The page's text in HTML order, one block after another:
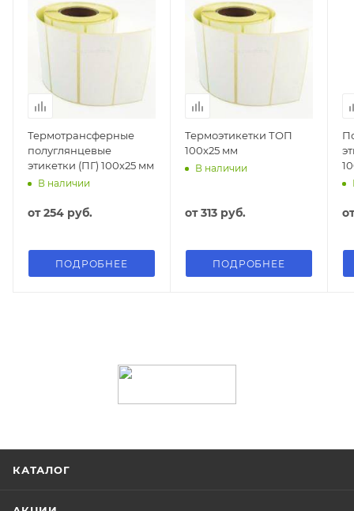
Термотрансферные
полуглянцевые
этикетки (ПГ) 100х25 мм
В наличии
от254 руб.
ПОДРОБНЕЕ
Термоэтикетки ТОП
100х25 мм
В наличии
от313 руб.
ПОДРОБНЕЕ
КАТАЛОГ